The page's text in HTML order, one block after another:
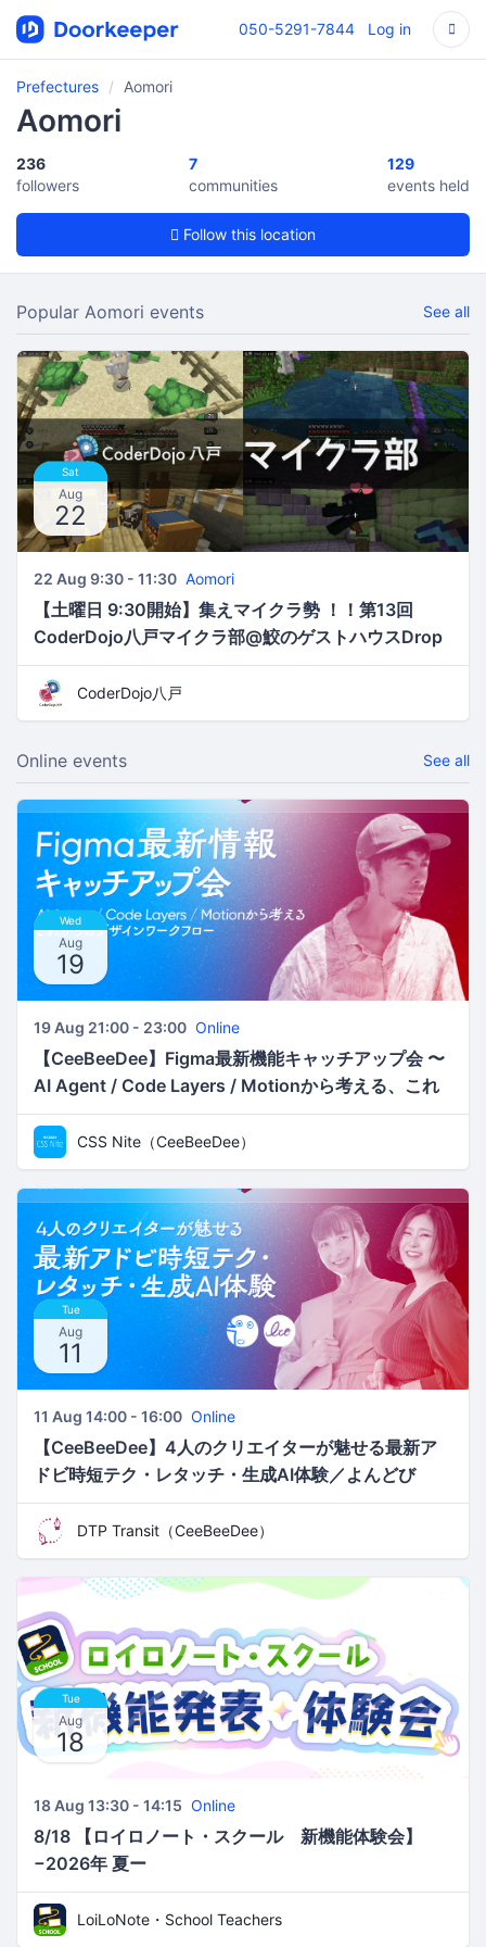
050-5291-7844 Log in
Prefectures Aomori
Aomori
Follow this location
236
followers
7
communities
129
events held
Popular Aomori events See all
Sat
Aug
22
22 Aug 9:30 - 11:30 Aomori
【土曜日 9:30開始】集えマイクラ勢 ！！第13回
CoderDojo八戸マイクラ部@鮫のゲストハウスDrop
in
CoderDojo八戸
Online events See all
Wed
Aug
19
19 Aug 21:00 - 23:00 Online
【CeeBeeDee】Figma最新機能キャッチアップ会 〜
AI Agent / Code Layers / Motionから考える、これ
からのデザインワークフロー／ken
CSS Nite（CeeBeeDee）
Tue
Aug
11
11 Aug 14:00 - 16:00 Online
【CeeBeeDee】4人のクリエイターが魅せる最新ア
ドビ時短テク・レタッチ・生成AI体験／よんどび
DTP Transit（CeeBeeDee）
Tue
Aug
18
18 Aug 13:30 - 14:15 Online
8/18 【ロイロノート・スクール 新機能体験会】
−2026年 夏ー
LoiLoNote・School Teachers